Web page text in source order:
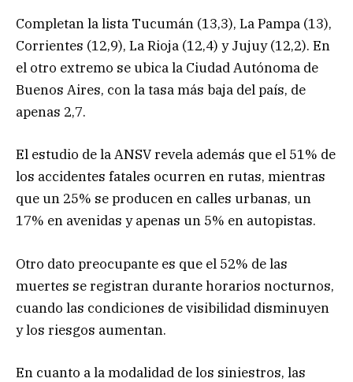
Completan la lista Tucumán (13,3), La Pampa (13),
Corrientes (12,9), La Rioja (12,4) y Jujuy (12,2). En
el otro extremo se ubica la Ciudad Autónoma de
Buenos Aires, con la tasa más baja del país, de
apenas 2,7.
El estudio de la ANSV revela además que el 51% de
los accidentes fatales ocurren en rutas, mientras
que un 25% se producen en calles urbanas, un
17% en avenidas y apenas un 5% en autopistas.
Otro dato preocupante es que el 52% de las
muertes se registran durante horarios nocturnos,
cuando las condiciones de visibilidad disminuyen
y los riesgos aumentan.
En cuanto a la modalidad de los siniestros, las